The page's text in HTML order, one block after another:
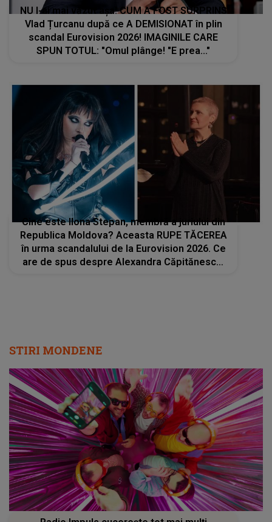
NU l-ai mai văzut așa! CUM A FOST SURPRINS
Vlad Țurcanu după ce A DEMISIONAT în plin
scandal Eurovision 2026! IMAGINILE CARE
SPUN TOTUL: "Omul plânge! "E prea..."
Cine este Ilona Stepan, membră a juriului din
Republica Moldova? Aceasta RUPE TĂCEREA
în urma scandalului de la Eurovision 2026. Ce
are de spus despre Alexandra Căpitănescu:
STIRI MONDENE